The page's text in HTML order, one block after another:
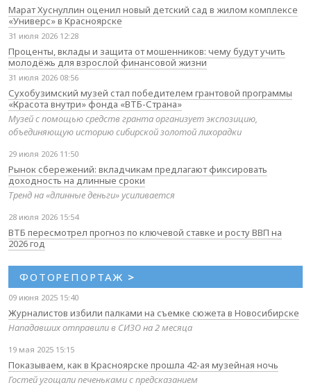
Марат Хуснуллин оценил новый детский сад в жилом комплексе
«Универс» в Красноярске
31 июля 2026 12:28
Проценты, вклады и защита от мошенников: чему будут учить
молодёжь для взрослой финансовой жизни
31 июля 2026 08:56
Сухобузимский музей стал победителем грантовой программы
«Красота внутри» фонда «ВТБ-Страна»
Музей с помощью средств гранта организует экспозицию,
объединяющую историю сибирской золотой лихорадки
29 июля 2026 11:50
Рынок сбережений: вкладчикам предлагают фиксировать
доходность на длинные сроки
Тренд на «длинные деньги» усиливается
28 июля 2026 15:54
ВТБ пересмотрел прогноз по ключевой ставке и росту ВВП на
2026 год
ФОТОРЕПОРТАЖ >
09 июня 2025 15:40
Журналистов избили палками на съемке сюжета в Новосибирске
Нападавших отправили в СИЗО на 2 месяца
19 мая 2025 15:15
Показываем, как в Красноярске прошла 42-ая музейная ночь
Гостей угощали печеньками с предсказанием